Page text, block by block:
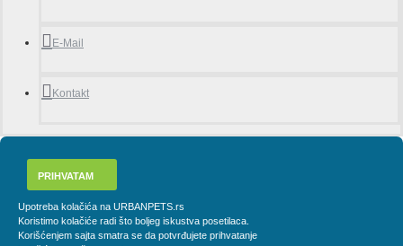
E-Mail
Kontakt
PRIHVATAM
Upotreba kolačića na URBANPETS.rs
Koristimo kolačiće radi što boljeg iskustva posetilaca.
Korišćenjem sajta smatra se da potvrđujete prihvatanje